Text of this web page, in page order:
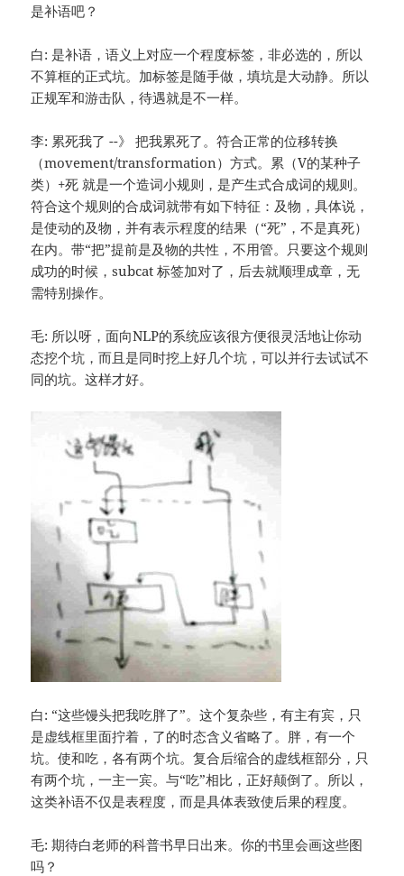
是补语吧？
白: 是补语，语义上对应一个程度标签，非必选的，所以
不算框的正式坑。加标签是随手做，填坑是大动静。所以
正规军和游击队，待遇就是不一样。
李: 累死我了 --》 把我累死了。符合正常的位移转换
（movement/transformation）方式。累（V的某种子
类）+死 就是一个造词小规则，是产生式合成词的规则。
符合这个规则的合成词就带有如下特征：及物，具体说，
是使动的及物，并有表示程度的结果（“死”，不是真死）
在内。带“把”提前是及物的共性，不用管。只要这个规则
成功的时候，subcat 标签加对了，后去就顺理成章，无
需特别操作。
毛: 所以呀，面向NLP的系统应该很方便很灵活地让你动
态挖个坑，而且是同时挖上好几个坑，可以并行去试试不
同的坑。这样才好。
白: “这些馒头把我吃胖了”。这个复杂些，有主有宾，只
是虚线框里面拧着，了的时态含义省略了。胖，有一个
坑。使和吃，各有两个坑。复合后缩合的虚线框部分，只
有两个坑，一主一宾。与“吃”相比，正好颠倒了。所以，
这类补语不仅是表程度，而是具体表致使后果的程度。
毛: 期待白老师的科普书早日出来。你的书里会画这些图
吗？